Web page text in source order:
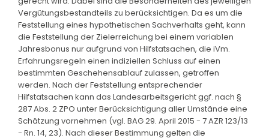
Vergütungsbestandteils zu berücksichtigen. Da es um die
Feststellung eines hypothetischen Sachverhalts geht, kann
die Feststellung der Zielerreichung bei einem variablen
Jahresbonus nur aufgrund von Hilfstatsachen, die iVm.
Erfahrungsregeln einen indiziellen Schluss auf einen
bestimmten Geschehensablauf zulassen, getroffen
werden. Nach der Feststellung entsprechender
Hilfstatsachen kann das Landesarbeitsgericht ggf. nach §
287 Abs. 2 ZPO unter Berücksichtigung aller Umstände eine
Schätzung vornehmen (vgl. BAG 29. April 2015 - 7 AZR 123/13
- Rn. 14, 23). Nach dieser Bestimmung gelten die